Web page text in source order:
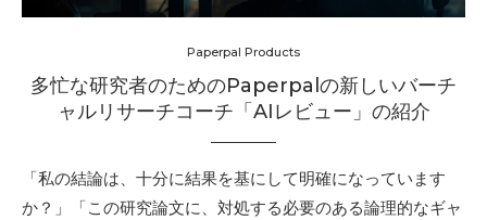
Paperpal Products
多忙な研究者のためのPaperpalの新しいバーチ
ャルリサーチコーチ「AIレビュー」の紹介
「私の結論は、十分に結果を基にして明確になっています
か？」「この研究論文に、対処する必要のある論理的なギャ